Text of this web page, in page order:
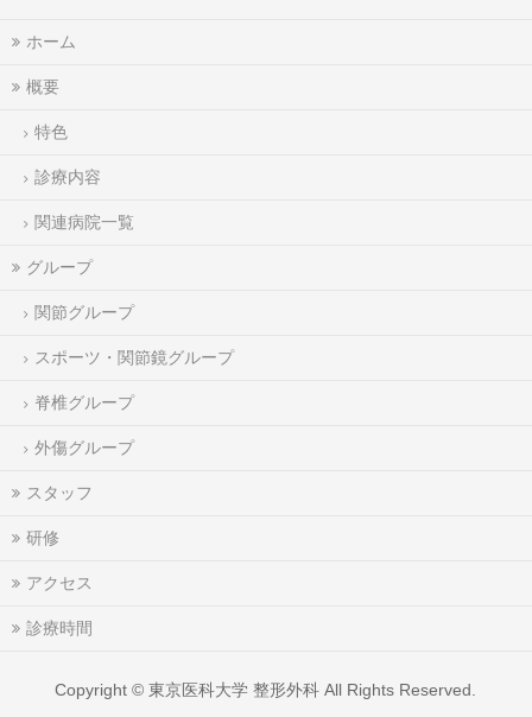
ホーム
概要
特色
診療内容
関連病院一覧
グループ
関節グループ
スポーツ・関節鏡グループ
脊椎グループ
外傷グループ
スタッフ
研修
アクセス
診療時間
Copyright ©東京医科大学 整形外科 All Rights Reserved.